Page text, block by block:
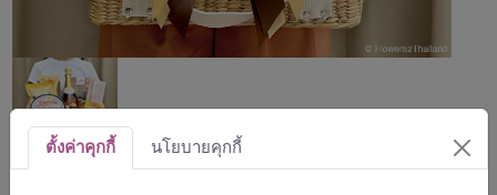
ตั้งค่าคุกกี้ นโยบายคุกกี้